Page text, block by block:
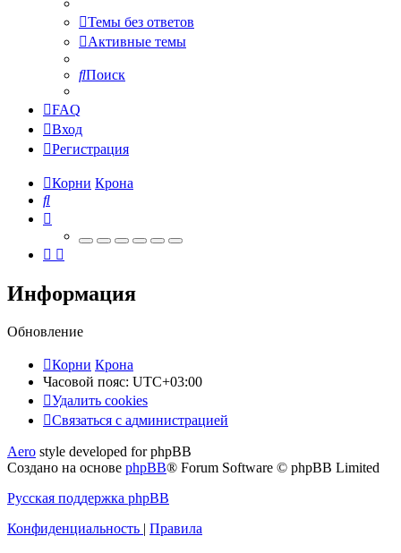
Темы без ответов
Активные темы
Поиск
FAQ
Вход
Регистрация
Корни Крона
Поиск
Информация
Обновление
Корни Крона
Часовой пояс: UTC+03:00
Удалить cookies
Связаться
администрацией
Связаться с администрацией
Aero style developed for phpBB
Создано на основе phpBB® Forum Software © phpBB Limited
Русская поддержка phpBB
Конфиденциальность | Правила